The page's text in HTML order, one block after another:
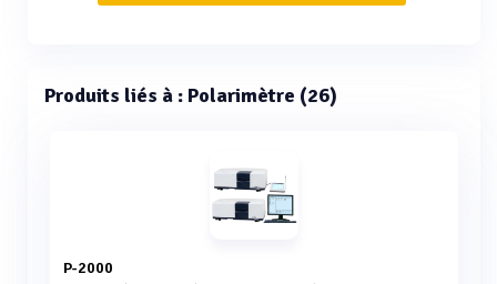
Produits liés à : Polarimètre (26)
P-2000